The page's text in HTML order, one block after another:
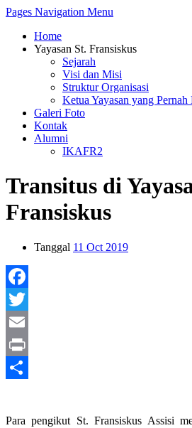
Pages Navigation Menu
Home
Yayasan St. Fransiskus
Sejarah
Visi dan Misi
Struktur Organisasi
Ketua Yayasan yang Pernah
Galeri Foto
Kontak
Alumni
IKAFR2
Transitus di
Fransiskus
Tanggal 11 Oct 2019
Facebook
Twitter
Email
Print
Para pengikut St. Fransiskus Assisi